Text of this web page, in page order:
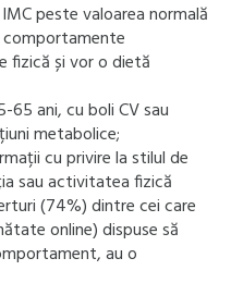
peste valoarea normală
fizică și vor o dietă
ani, cu boli CV sau
metabolice;
cu privire la stilul de
sau activitatea fizică
(74%) dintre cei care
online) dispuse să
au o